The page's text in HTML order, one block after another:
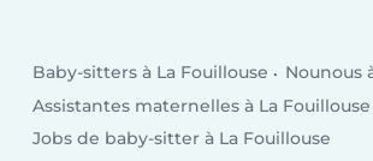
Baby-sitters à La Fouillouse
Nounous
Assistantes maternelles à La Fouillouse
Jobs de baby-sitter à La Fouillouse